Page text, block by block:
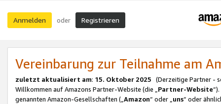
Anmelden oder Registrieren
Vereinbarung zur Teilnahme am
zuletzt aktualisiert am: 15. Oktober 2025 (Derzeitige Partner -
Willkommen auf Amazons Partner-Website (die „Partner-Website
genannten Amazon-Gesellschaften („Amazon“ oder „uns“ oder